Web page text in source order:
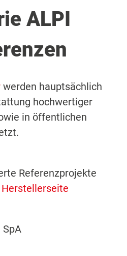
ALPI
werden hauptsächlich
hochwertiger
in öffentlichen
Referenzprojekte
Herstellerseite